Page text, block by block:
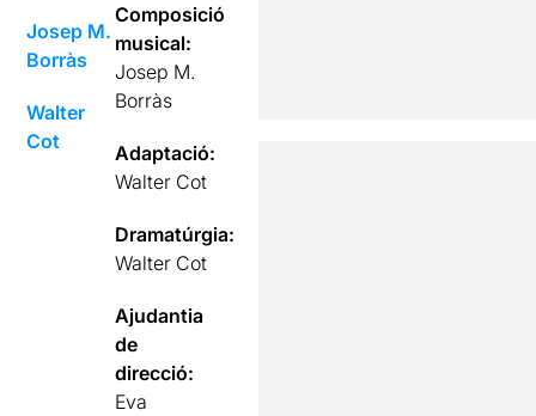
Josep M.
Borràs
Walter
Cot
Composició
musical:
Josep M.
Borràs
Adaptació:
Walter Cot
Dramatúrgia:
Walter Cot
Ajudantia
de
direcció:
Eva